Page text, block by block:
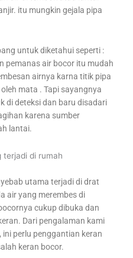
itu mungkin gejala pipa
untuk diketahui seperti :
pemanas air bocor itu mudah
airnya karna titik pipa
mata . Tapi sayangnya
di deteksi dan baru disadari
karena sumber
lantai.
di rumah
utama terjadi di drat
air yang merembes di
cukup dibuka dan
Dari pengalaman kami
perlu penggantian keran
keran bocor.